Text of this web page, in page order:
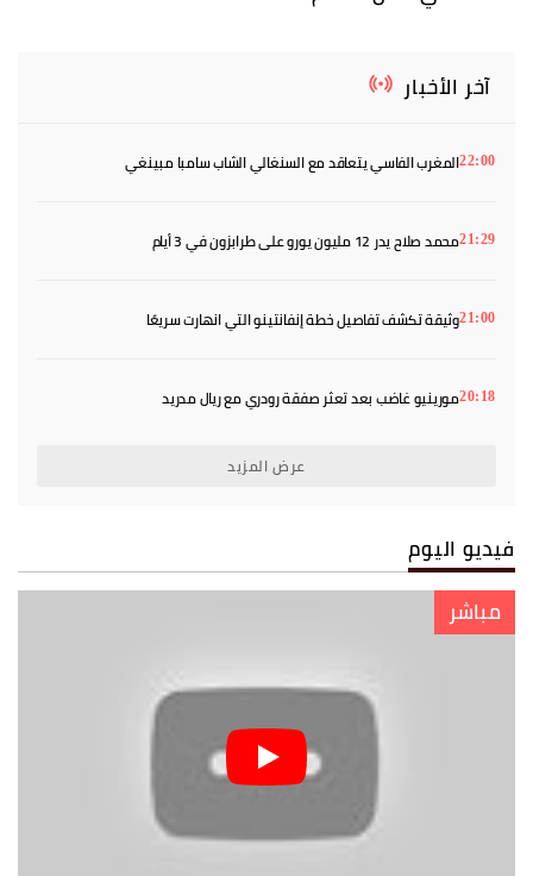
آخر الأخبار
22:00المغرب الفاسي يتعاقد مع السنغالي الشاب سامبا مبينغي
21:29محمد صلاح يدر 12 مليون يورو على طرابزون في 3 أيام
21:00وثيقة تكشف تفاصيل خطة إنفانتينو التي انهارت سريعًا
20:18مورينيو غاضب بعد تعثر صفقة رودري مع ريال مدريد
عرض المزيد
فيديو اليوم
مباشر